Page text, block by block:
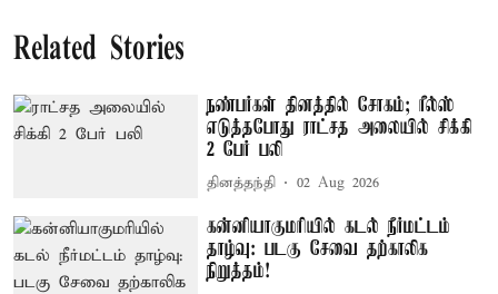
Related Stories
நண்பர்கள் தினத்தில் சோகம்; ரீல்ஸ்
எடுத்தபோது ராட்சத அலையில் சிக்கி
2 பேர் பலி
தினத்தந்தி 02 Aug 2026
கன்னியாகுமரியில் கடல் நீர்மட்டம்
தாழ்வு: படகு சேவை தற்காலிக
நிறுத்தம்!